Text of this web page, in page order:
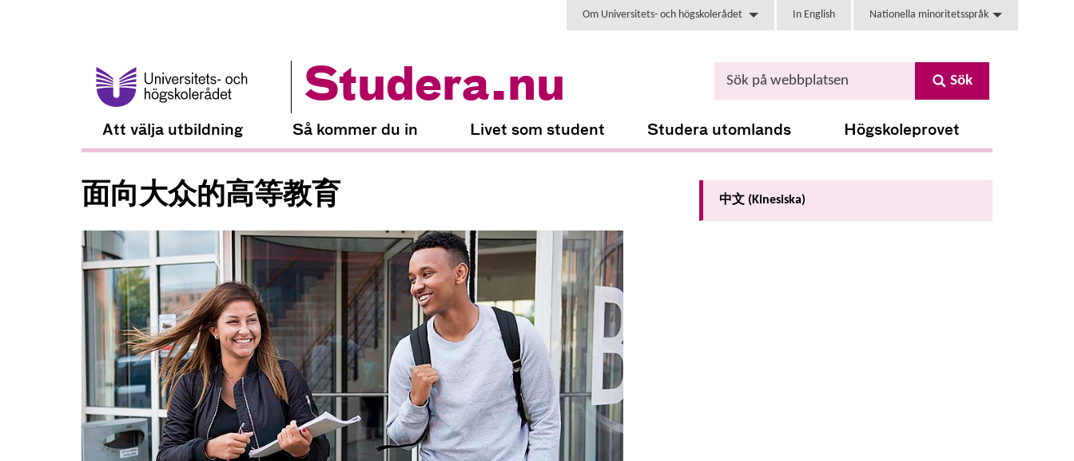
Om Universitets- och högskolerådet In English Nationella minoritetsspråk
Studera.nu Sök
Att välja utbildning Så kommer du in Livet som student Studera utomlands Högskoleprovet
面向大众的高等教育 中文 (Kinesiska)